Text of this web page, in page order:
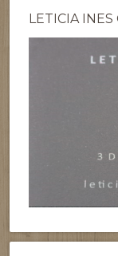
LETICIA INES